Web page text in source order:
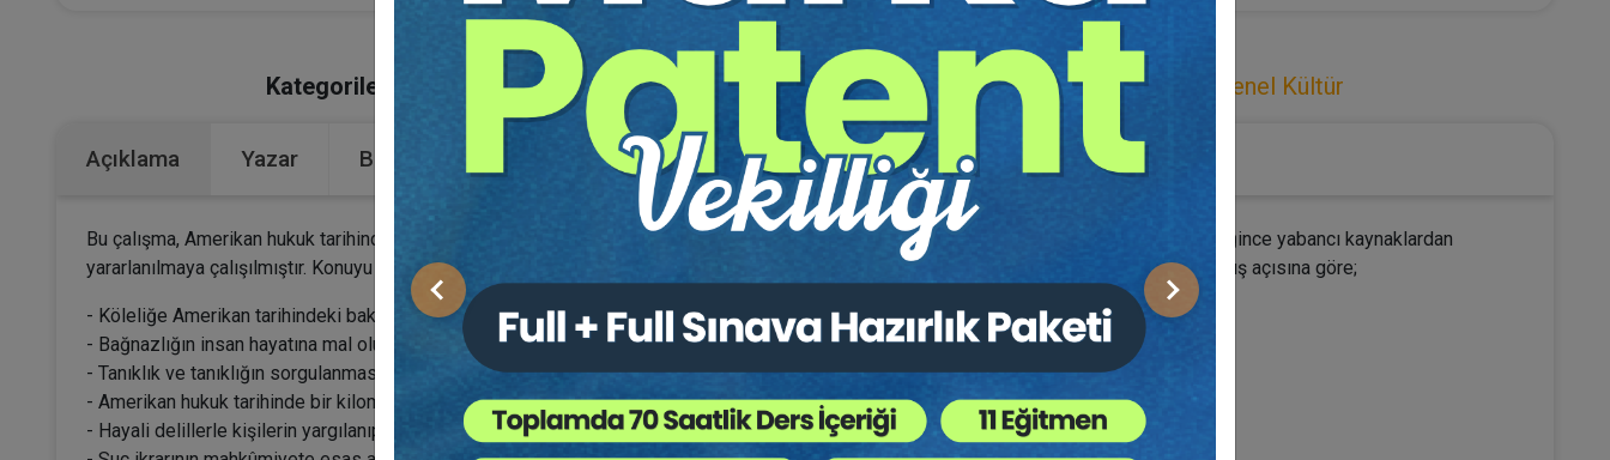
Önceki Sonraki
Kategoriler: Bütün Hukuk Kitapları ,Genel Hukuk ,Ceza Muhakemesi Hukuku,Ceza Hukuku Genel Kültür
Açıklama Yazar Bu Kitap İçin Kaç Ağaç Kesiliyor ?
Bu çalışma, Amerikan hukuk tarihinden önemli bir sayfa olduğuna inandığımız Salem yargılamalarına ilişkindir. Çalışmayı incelerken olabildiğince yabancı kaynaklardan
yararlanılmaya çalışılmıştır. Konuyu incelediğimiz sırada, detaylara gizlenmiş pek çok fenomenin bulunduğunu gözlemledik. Bu çalışma bakış açısına göre;
- Köleliğe Amerikan tarihindeki bakış,
- Bağnazlığın insan hayatına mal oluşu,
- Tanıklık ve tanıklığın sorgulanması,
- Amerikan hukuk tarihinde bir kilometre taşı,
- Hayali delillerle kişilerin yargılanıp mahkûm edilmesi,